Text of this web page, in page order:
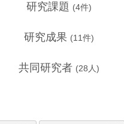
研究課題 (4件)
研究成果 (11件)
共同研究者 (28 人)